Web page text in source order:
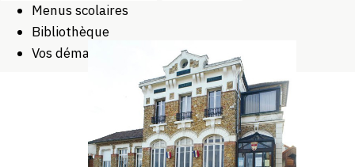
Menus scolaires
Bibliothèque
Vos démarches